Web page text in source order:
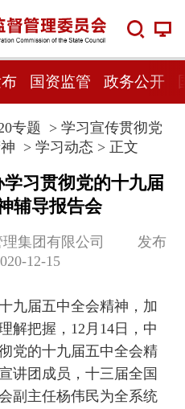
国资监管 政务公开
专题 > 学习宣传贯彻党
> 学习动态 > 正文
习贯彻党的十九届
辅导报告会
理集团有限公司 发布
12-15
九届五中全会精神，加
解把握，12月14日，中
党的十九届五中全会精
讲团成员，十三届全国
副主任杨伟民为全系统